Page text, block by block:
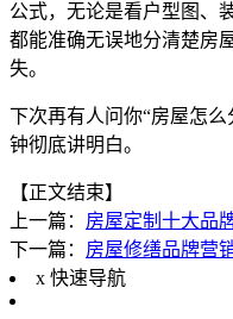
公式，无论是看户型图、
都能准确无误地分清楚房
失。
下次再有人问你“房屋怎
钟彻底讲明白。
【正文结束】
上一篇： 房屋定制十大品
下一篇： 房屋修缮品牌营
x 快速导航